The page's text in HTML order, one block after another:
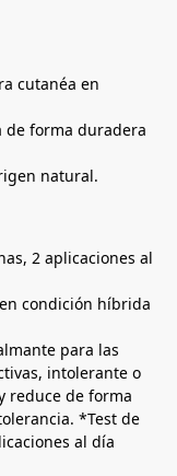
cutanéa en
de forma duradera
natural.
2 aplicaciones al
condición híbrida
para las
intolerante o
reduce de forma
*Test de
al día